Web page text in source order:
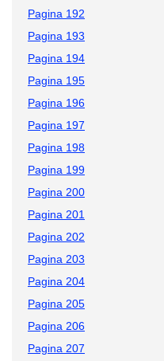
Pagina 192
Pagina 193
Pagina 194
Pagina 195
Pagina 196
Pagina 197
Pagina 198
Pagina 199
Pagina 200
Pagina 201
Pagina 202
Pagina 203
Pagina 204
Pagina 205
Pagina 206
Pagina 207